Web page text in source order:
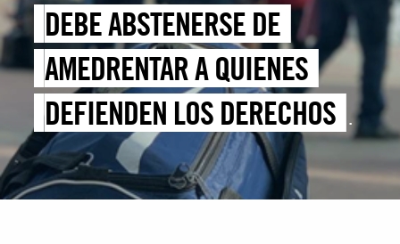
DEBE ABSTENERSE DE
AMEDRENTAR A QUIENES
DEFIENDEN LOS DERECHOS
DE MIGRANTES